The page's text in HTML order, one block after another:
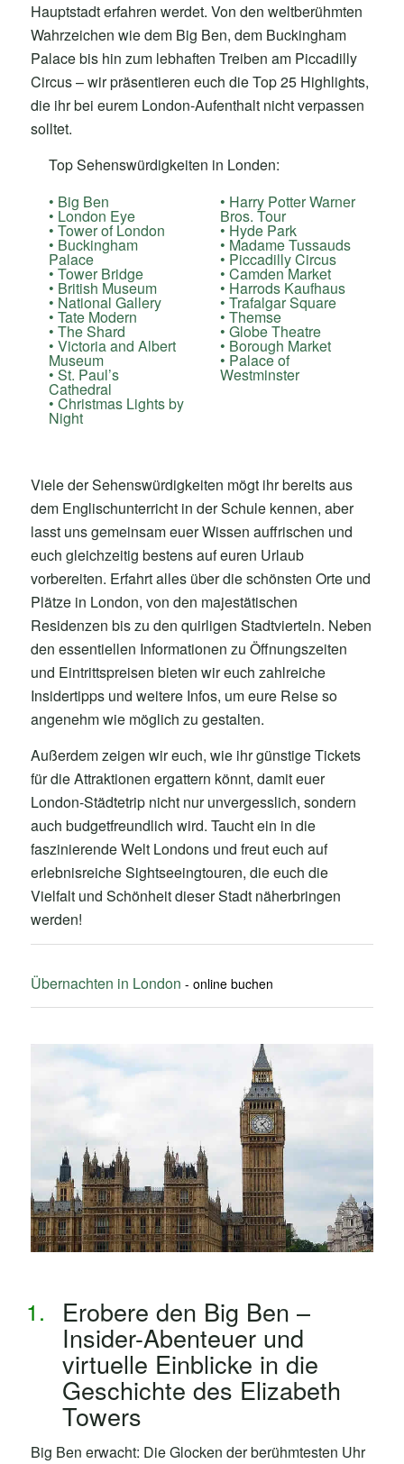
Hauptstadt erfahren werdet. Von den weltberühmten
Wahrzeichen wie dem Big Ben, dem Buckingham
Palace bis hin zum lebhaften Treiben am Piccadilly
Circus – wir präsentieren euch die Top 25 Highlights,
die ihr bei eurem London-Aufenthalt nicht verpassen
solltet.
Top Sehenswürdigkeiten in Londen:
Big Ben
London Eye
Tower of London
Buckingham
Palace
Tower Bridge
British Museum
National Gallery
Tate Modern
The Shard
Victoria and Albert
Museum
St. Paul’s
Cathedral
Christmas Lights by
Night
Harry Potter Warner
Bros. Tour
Hyde Park
Madame Tussauds
Piccadilly Circus
Camden Market
Harrods Kaufhaus
Trafalgar Square
Themse
Globe Theatre
Borough Market
Palace of
Westminster
Viele der Sehenswürdigkeiten mögt ihr bereits aus
dem Englischunterricht in der Schule kennen, aber
lasst uns gemeinsam euer Wissen auffrischen und
euch gleichzeitig bestens auf euren Urlaub
vorbereiten. Erfahrt alles über die schönsten Orte und
Plätze in London, von den majestätischen
Residenzen bis zu den quirligen Stadtvierteln. Neben
den essentiellen Informationen zu Öffnungszeiten
und Eintrittspreisen bieten wir euch zahlreiche
Insidertipps und weitere Infos, um eure Reise so
angenehm wie möglich zu gestalten.
Außerdem zeigen wir euch, wie ihr günstige Tickets
für die Attraktionen ergattern könnt, damit euer
London-Städtetrip nicht nur unvergesslich, sondern
auch budgetfreundlich wird. Taucht ein in die
faszinierende Welt Londons und freut euch auf
erlebnisreiche Sightseeingtouren, die euch die
Vielfalt und Schönheit dieser Stadt näherbringen
werden!
Übernachten in London
Erobere den Big Ben –
Insider-Abenteuer und
virtuelle Einblicke in die
Geschichte des Elizabeth
Towers
Big Ben erwacht: Die Glocken der berühmtesten Uhr